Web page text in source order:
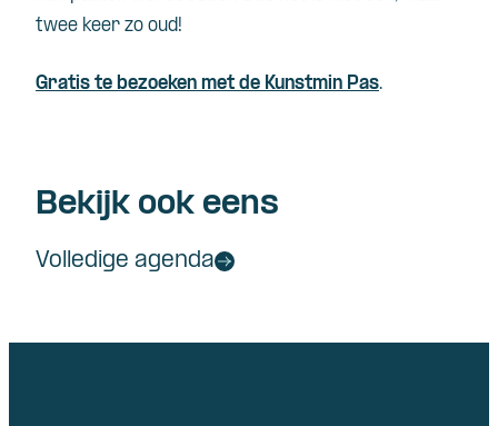
twee keer zo oud!
Gratis te bezoeken met de Kunstmin Pas.
Bekijk ook eens
Volledige agenda